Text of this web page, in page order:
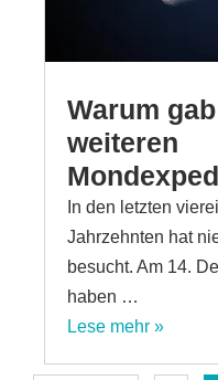
Warum
weiteren
In den letzten
Jahrzehnten hat
besucht. Am 14.
haben …
Lese mehr »